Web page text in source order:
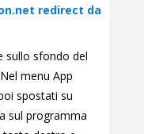
redirect da
sullo sfondo del
menu App
spostati su
sul programma